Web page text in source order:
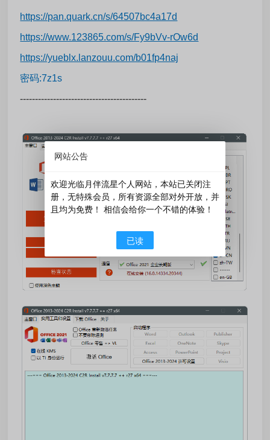
https://pan.quark.cn/s/64507bc4a17d
https://www.123865.com/s/Fy9bVv-rOw6d
https://yueblx.lanzouu.com/b01fp4naj
密码:7z1s
------------------------------------------
网站公告
欢迎光临月伴流星个人网站，本站已关闭注
册，无特殊会员，所有资源全部对外开放，并
且均为免费！ 相信会给你一个不错的体验！
已读